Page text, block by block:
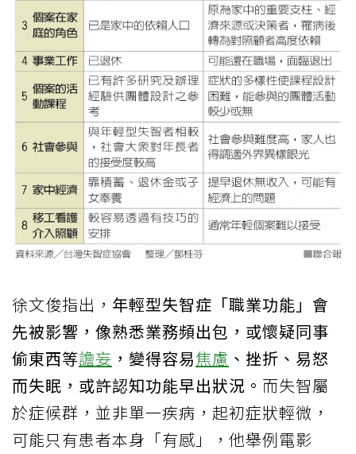
徐文俊指出， 年輕型失智症「職業功能」會
先被影響，像熟悉業務頻出包，或懷疑同事
偷東西等譫妄 ，變得容易焦慮 、挫折、易怒
而失眠，或許認知功能早出狀況。 而失智屬
於症候群，並非單一疾病，起初症狀輕微，
可能只有患者本身「有感」，他舉例電影